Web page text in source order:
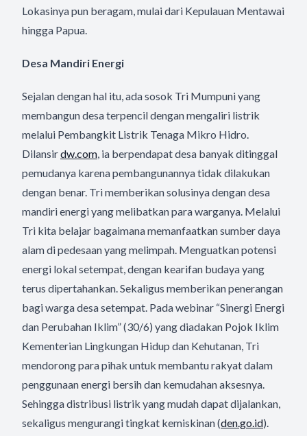
Lokasinya pun beragam, mulai dari Kepulauan Mentawai
hingga Papua.
Desa Mandiri Energi
Sejalan dengan hal itu, ada sosok Tri Mumpuni yang
membangun desa terpencil dengan mengaliri listrik
melalui Pembangkit Listrik Tenaga Mikro Hidro.
Dilansirdw.com, ia berpendapat desa banyak ditinggal
pemudanya karena pembangunannya tidak dilakukan
dengan benar. Tri memberikan solusinya dengan desa
mandiri energi yang melibatkan para warganya. Melalui
Tri kita belajar bagaimana memanfaatkan sumber daya
alam di pedesaan yang melimpah. Menguatkan potensi
energi lokal setempat, dengan kearifan budaya yang
terus dipertahankan. Sekaligus memberikan penerangan
bagi warga desa setempat. Pada webinar “Sinergi Energi
dan Perubahan Iklim” (30/6) yang diadakan Pojok Iklim
Kementerian Lingkungan Hidup dan Kehutanan, Tri
mendorong para pihak untuk membantu rakyat dalam
penggunaan energi bersih dan kemudahan aksesnya.
Sehingga distribusi listrik yang mudah dapat dijalankan,
sekaligus mengurangi tingkat kemiskinan (den.go.id).